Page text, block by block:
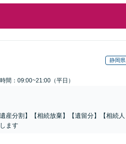
静岡県
間：09:00~21:00（平日）
産分割】【相続放棄】【遺留分】【相続人
ます